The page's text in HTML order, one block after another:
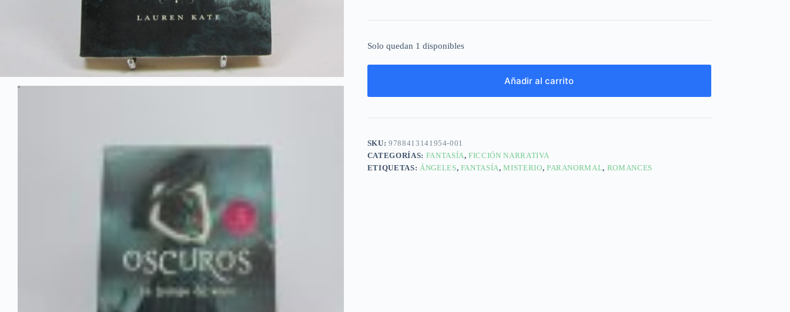
Solo quedan 1 disponibles
Añadir al carrito
SKU:9788413141954-001
CATEGORÍAS: FANTASÍA,FICCIÓN NARRATIVA
ETIQUETAS: ÁNGELES, FANTASÍA,MISTERIO, PARANORMAL, ROMANCES